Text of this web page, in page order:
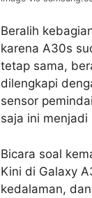
Beralih
karena A30s
tetap sama,
dilengkapi
sensor
saja ini
Bicara soal
Kini di Galaxy
kedalaman,